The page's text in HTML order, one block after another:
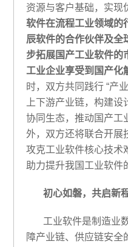
资源与客户基础，实现
软件在流程工业领域的
辰软件的合作伙伴及全
步拓展国产工业软件的
工业企业享受到国产化
时，双方共同践行 “产
上下游产业链，构建
协同生态，推动国产工
外，双方还将联合开展
攻克工业软件核心技术
助力提升我国工业软件
初心如磐，共启新
工业软件是制造业
障产业链、供应链安全